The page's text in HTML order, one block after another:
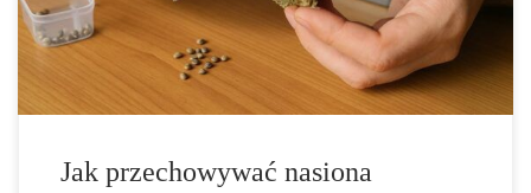
ogrodników jest to kolejny etap drogi – po pierwszych udanych
zbiorach pojawia […]
Jak przechowywać nasiona